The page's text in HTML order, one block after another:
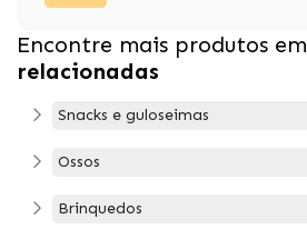
Encontre mais produtos em
relacionadas
Snacks e guloseimas
Ossos
Brinquedos